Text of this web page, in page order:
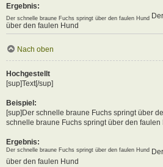
Ergebnis:
Der schnelle braune Fuchs springt über den faulen Hund
über den faulen Hund
Nach oben
Hochgestellt
[sup]Text[/sup]
Beispiel:
[sup]Der schnelle braune Fuchs springt über
schnelle braune Fuchs springt über den faulen
Ergebnis:
Der schnelle braune Fuchs springt über den faulen Hund
über den faulen Hund